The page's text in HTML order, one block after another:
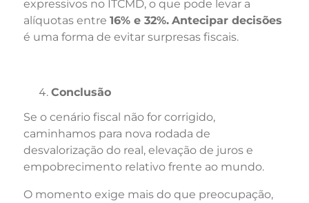
expressivos no ITCMD, o que pode levar a
alíquotas entre 16% e 32%. Antecipar decisões
é uma forma de evitar surpresas fiscais.
Conclusão
Se o cenário fiscal não for corrigido,
caminhamos para nova rodada de
desvalorização do real, elevação de juros e
empobrecimento relativo frente ao mundo.
O momento exige mais do que preocupação,